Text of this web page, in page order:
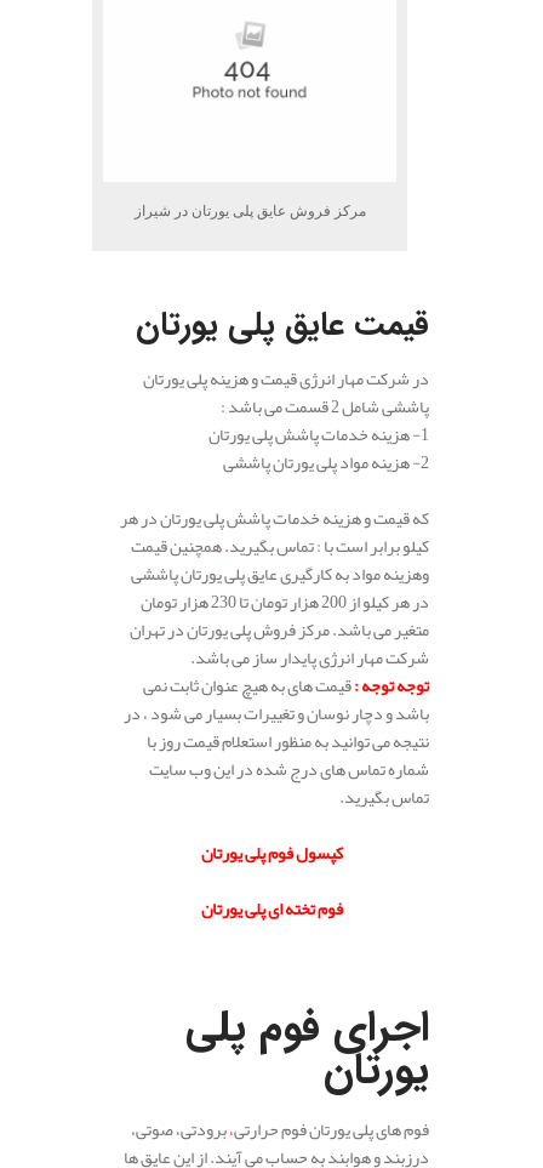
مرکز فروش عایق پلی یورتان در شیراز
قیمت عایق پلی یورتان
در شرکت مهار انرژی قیمت و هزینه پلی یورتان
پاششی شامل 2 قسمت می باشد :
1- هزینه خدمات پاشش پلی یورتان
2- هزینه مواد پلی یورتان پاششی
که قیمت و هزینه خدمات پاشش پلی یورتان در هر
کیلو برابر است با : تماس بگیرید.همچنین قیمت
وهزینه مواد به کارگیری عایق پلی یورتان پاششی
در هر کیلو از 200 هزار تومان تا 230 هزار تومان
متغیر می باشد. مرکز فروش پلی یورتان در تهران
شرکت مهار انرژی پایدار ساز می باشد.
توجه توجه:قیمت های به هیچ عنوان ثابت نمی
باشد و دچار نوسان و تغییرات بسیار می شود ، در
نتیجه می توانید به منظور استعلام قیمت روز با
شماره تماس های درج شده در این وب سایت
تماس بگیرید.
کپسول فوم پلی یورتان
فوم تخته ای پلی یورتان
اجرای فوم پلی
یورتان
فوم های پلی یورتان فوم حرارتی،برودتی، صوتی،
درزبند و هوابند به حساب می آیند. از این عایق ها